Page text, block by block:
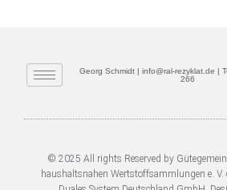
Georg Schmidt | info@ral-rezyklat.de |
266
© 2025 All rights Reserved by
haushaltsnahen Wertstoffsammlungen e.